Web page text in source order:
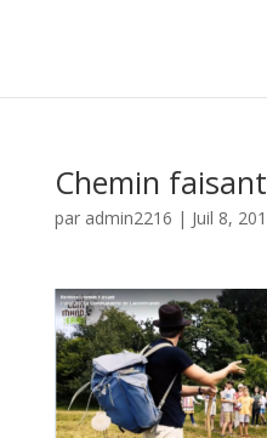
Chemin faisant
par admin2216 | Juil 8,